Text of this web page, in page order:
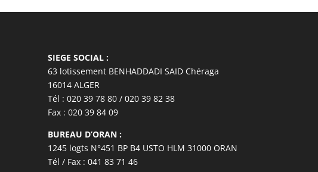
SIEGE SOCIAL :
63 lotissement BENHADDADI SAID Chéraga
16014 ALGER
Tél : 020 39 78 80 / 020 39 82 38
Fax : 020 39 84 09
BUREAU D’ORAN :
1245 logts N°451 BP B4 USTO HLM 31000 ORAN
Tél / Fax : 041 83 71 46